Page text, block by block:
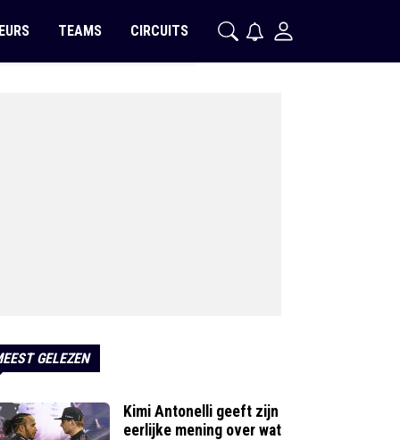
TEAMS CIRCUITS
GELEZEN
Kimi Antonelli geeft zijn
eerlijke mening over wat